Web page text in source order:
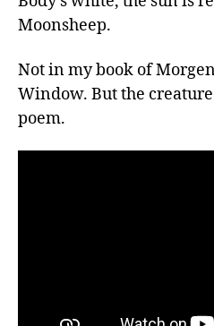
Moonsheep.
Not in my book of
Window. But the
poem.